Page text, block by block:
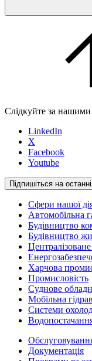
Слідкуйте за
LinkedIn
X
Facebook
Youtube
Підпишіться на
Сфери нашої
Автомобільна
Будівництво
Будівництво
Харчова
Промисловість
Суднове
Мобільна
Системи
Документація